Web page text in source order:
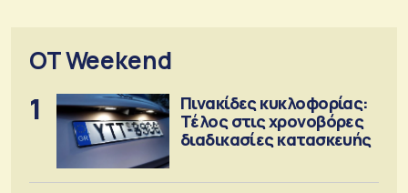
OT Weekend
1
Πινακίδες κυκλοφορίας:
Τέλος στις χρονοβόρες
διαδικασίες κατασκευής